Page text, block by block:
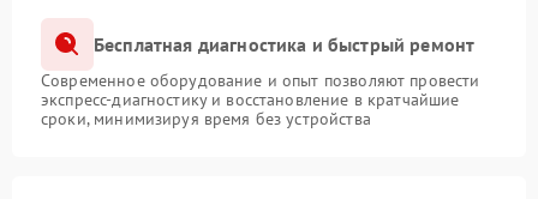
Бесплатная диагностика и быстрый ремонт
Современное оборудование и опыт позволяют провести
экспресс-диагностику и восстановление в кратчайшие
сроки, минимизируя время без устройства